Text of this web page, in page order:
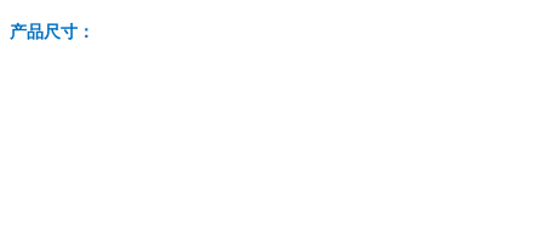
产品尺寸：